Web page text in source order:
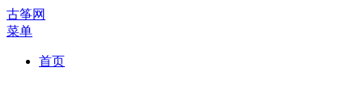
古筝网
菜单
首页